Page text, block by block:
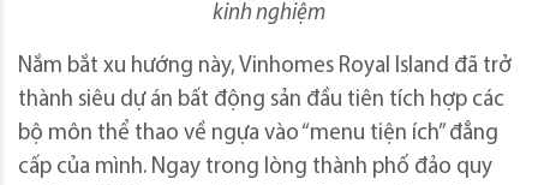
kinh nghiệm
Nắm bắt xu hướng này, Vinhomes Royal Island đã trở
thành siêu dự án bất động sản đầu tiên tích hợp các
bộ môn thể thao về ngựa vào “menu tiện ích” đẳng
cấp của mình. Ngay trong lòng thành phố đảo quy